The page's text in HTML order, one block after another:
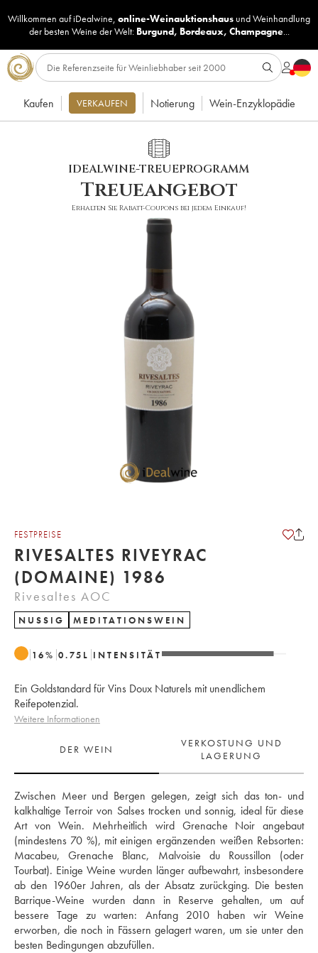
Willkommen auf iDealwine, online-Weinauktionshaus undWeinhandlung
der besten Weine der Welt: Burgund, Bordeaux, Champagne...
Kaufen VERKAUFEN Notierung Wein-Enzyklopädie
IDEALWINE-TREUEPROGRAMM
Treueangebot
Erhalten Sie Rabatt-Coupons bei jedem Einkauf!
FESTPREISE
RIVESALTES RIVEYRAC
(DOMAINE) 1986
Rivesaltes AOC
NUSSIG MEDITATIONSWEIN
16% 0.75 L INTENSITÄT
Ein Goldstandard für Vins Doux Naturels mit unendlichem
Reifepotenzial.
Weitere Informationen
DER WEIN
VERKOSTUNG UND
LAGERUNG
Zwischen Meer und Bergen gelegen, zeigt sich das ton- und
kalkhaltige Terroir von Salses trocken und sonnig, ideal für diese
Art von Wein. Mehrheitlich wird Grenache Noir angebaut
(mindestens 70 %), mit einigen ergänzenden weißen Rebsorten:
Macabeu, Grenache Blanc, Malvoisie du Roussillon (oder
Tourbat). Einige Weine wurden länger aufbewahrt, insbesondere
ab den 1960er Jahren, als der Absatz zurückging. Die besten
Barrique-Weine wurden dann in Reserve gehalten, um auf
bessere Tage zu warten: Anfang 2010 haben wir Weine
erworben, die noch in Fässern gelagert waren, um sie unter den
besten Bedingungen abzufüllen.